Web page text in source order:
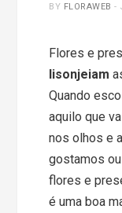
BY FLORAWEB -
Flores e
lisonjeiam
Quando
aquilo que
nos olhos e
gostamos
flores e
é uma boa